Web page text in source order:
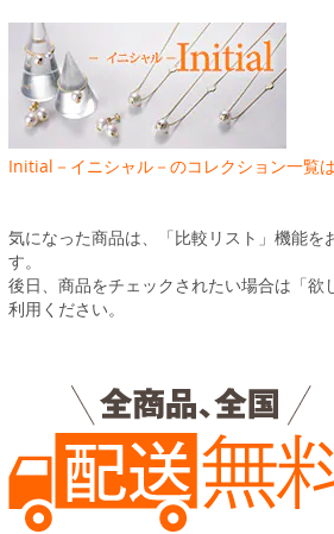
Initial－イニシャル－のコレクション一覧
気になった商品は、「比較リスト」機能を
す。
後日、商品をチェックされたい場合は「欲
利用ください。